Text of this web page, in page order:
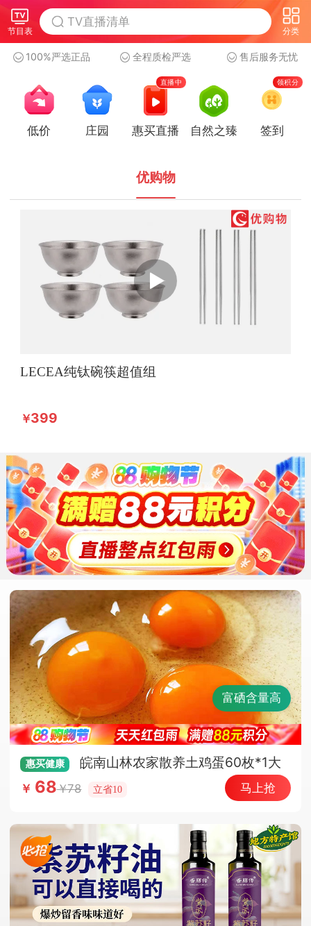
节目表 分类
100%严选正品 全程质检严选 售后服务无忧
低价 庄园
直播中
惠买直播 自然之臻
领积分
签到
优购物
LECEA纯钛碗筷超值组
399
富硒含量高
惠买健康
皖南山林农家散养土鸡蛋60枚*1大
箱（顺丰快递）
￥ 68 78 立省10 马上抢